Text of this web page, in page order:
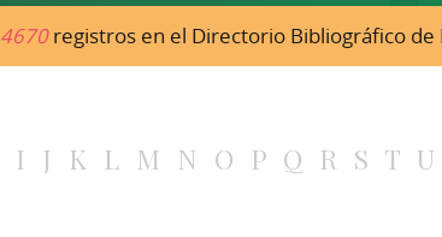
4670registros en el Directorio Bibliográfico de
I J K L M N O P Q R S T U